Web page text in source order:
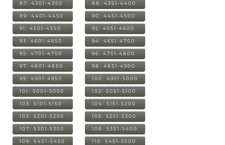
87: 4301-4350 88: 4351-4400
89: 4401-4450 90: 4451-4500
91: 4501-4550 92: 4551-4600
93: 4601-4650 94: 4651-4700
95: 4701-4750 96: 4751-4800
97: 4801-4850 98: 4851-4900
99: 4901-4950 100: 4951-5000
101: 5001-5050 102: 5051-5100
103: 5101-5150 104: 5151-5200
105: 5201-5250 106: 5251-5300
107: 5301-5350 108: 5351-5400
109: 5401-5450 110: 5451-5500